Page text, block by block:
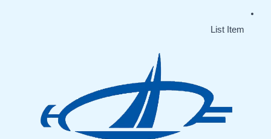
List Item